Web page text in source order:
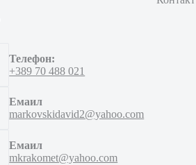
Телефон:
+389 70 488 021
Емаил
markovskidavid2@yahoo.com
Емаил
mkrakomet@yahoo.com